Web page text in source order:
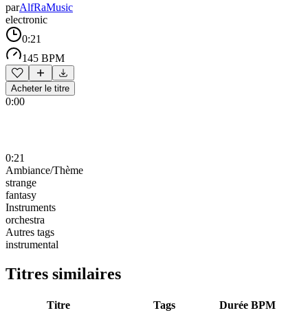
parAlfRaMusic
electronic
0:21
145 BPM
Acheter le titre
0:00
0:21
Ambiance/Thème
strange
fantasy
Instruments
orchestra
Autres tags
instrumental
Titres similaires
Titre Tags Durée BPM